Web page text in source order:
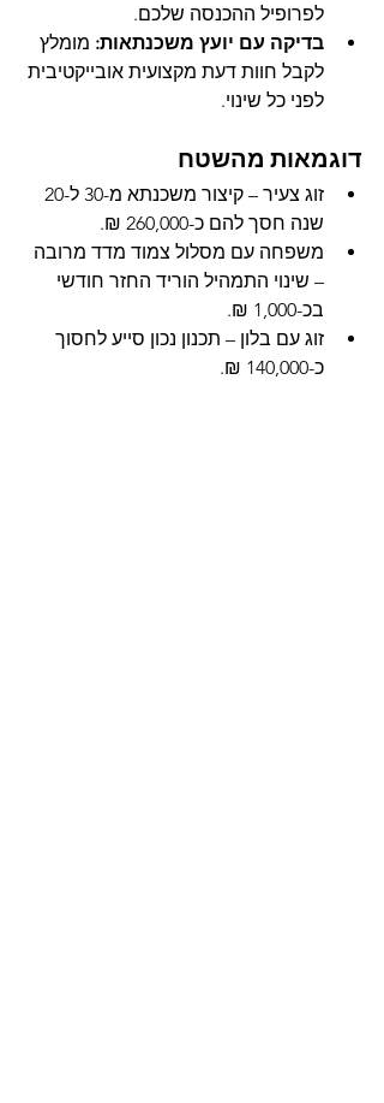
לפרופיל ההכנסה שלכם.
בדיקה עם יועץ משכנתאות: מומלץ
לקבל חוות דעת מקצועית אובייקטיבית
לפני כל שינוי.
דוגמאות מהשטח
שנה חסך להם כ-260,000 ₪.
משפחה עם מסלול צמוד מדד מרובה
– שינוי התמהיל הוריד החזר חודשי
בכ-1,000 ₪.
זוג עם בלון – תכנון נכון סייע לחסוך
כ-140,000 ₪.